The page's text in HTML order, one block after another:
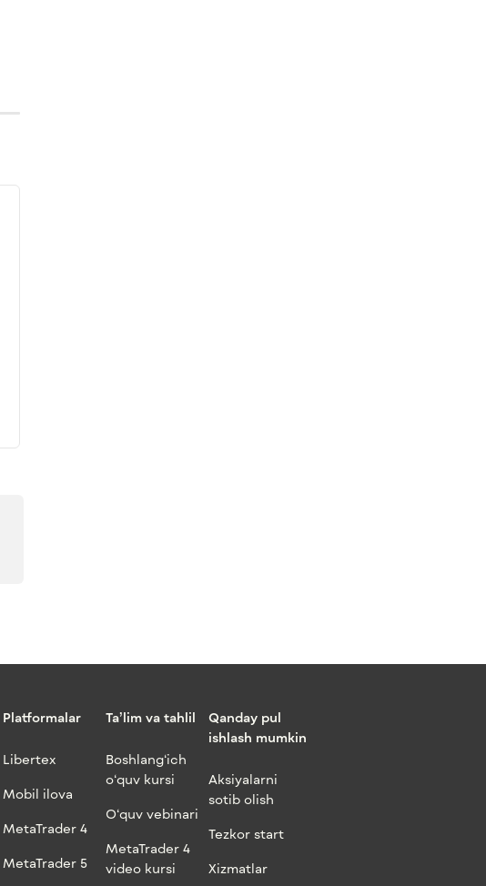
Platformalar
Libertex
Mobil ilova
MetaTrader 4
MetaTrader 5
Ta’lim va tahlil
Boshlang‘ich
o‘quv kursi
O‘quv vebinari
MetaTrader 4
video kursi
Qanday pul
ishlash mumkin
Aksiyalarni
sotib olish
Tezkor start
Xizmatlar